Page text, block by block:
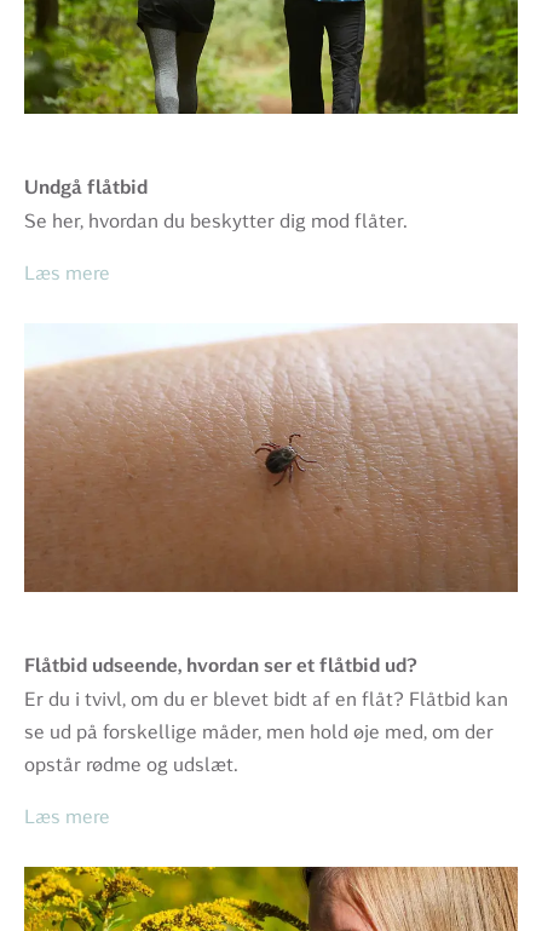
Undgå flåtbid
Se her, hvordan du beskytter dig mod flåter.
Læs mere
Flåtbid udseende, hvordan ser et flåtbid ud?
Er du i tvivl, om du er blevet bidt af en flåt? Flåtbid kan
se ud på forskellige måder, men hold øje med, om der
opstår rødme og udslæt.
Læs mere